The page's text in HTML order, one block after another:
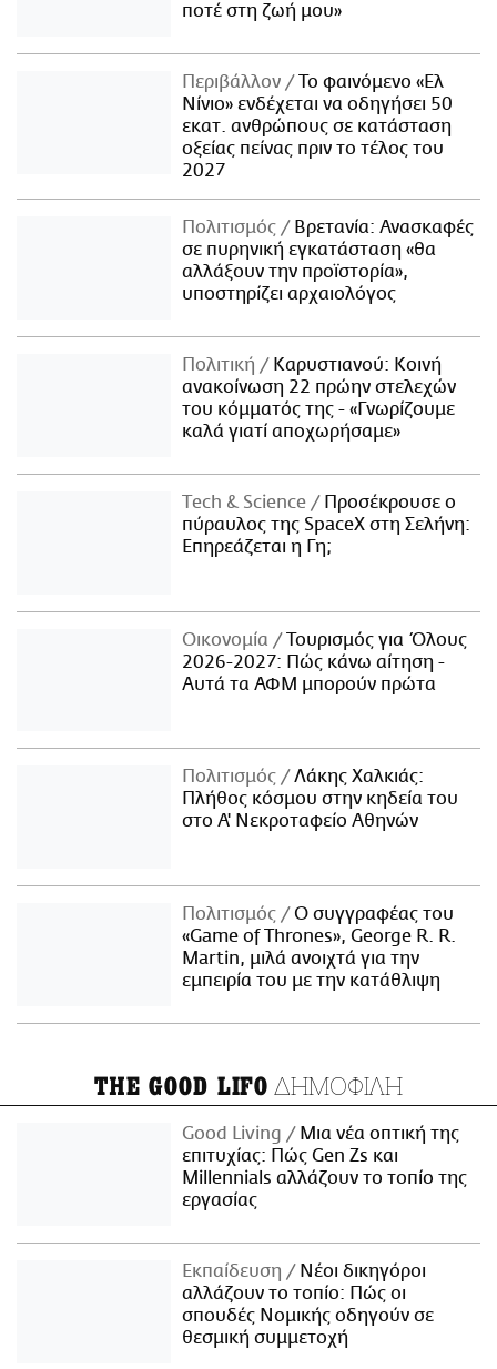
ποτέ στη ζωή μου»
Περιβάλλον
Το φαινόμενο «Ελ
Νίνιο» ενδέχεται να οδηγήσει 50
εκατ. ανθρώπους σε κατάσταση
οξείας πείνας πριν το τέλος του
2027
Πολιτισμός
Βρετανία: Ανασκαφές
σε πυρηνική εγκατάσταση «θα
αλλάξουν την προϊστορία»,
υποστηρίζει αρχαιολόγος
Πολιτική
Καρυστιανού: Κοινή
ανακοίνωση 22 πρώην στελεχών
του κόμματός της - «Γνωρίζουμε
καλά γιατί αποχωρήσαμε»
Τech & Science
Προσέκρουσε ο
πύραυλος της SpaceX στη Σελήνη:
Επηρεάζεται η Γη;
Οικονομία
Τουρισμός για Όλους
2026-2027: Πώς κάνω αίτηση -
Αυτά τα ΑΦΜ μπορούν πρώτα
Πολιτισμός
Λάκης Χαλκιάς:
Πλήθος κόσμου στην κηδεία του
στο Α' Νεκροταφείο Αθηνών
Πολιτισμός
Ο συγγραφέας του
«Game of Thrones», George R. R.
Martin, μιλά ανοιχτά για την
εμπειρία του με την κατάθλιψη
THE GOOD LIFO ΔΗΜΟΦΙΛΗ
Good Living
Μια νέα οπτική της
επιτυχίας: Πώς Gen Zs και
Millennials αλλάζουν το τοπίο της
εργασίας
Εκπαίδευση
Νέοι δικηγόροι
αλλάζουν το τοπίο: Πώς οι
σπουδές Νομικής οδηγούν σε
θεσμική συμμετοχή